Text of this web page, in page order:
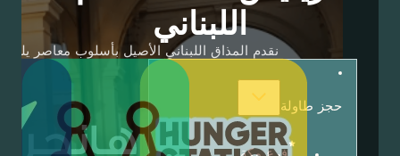
اللبناني
نقدم المذاق اللبناني الأصيل بأسلوب معاصر يليق بذائقتكم.